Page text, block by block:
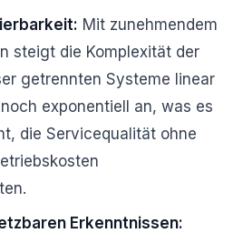
Mit zunehmendem
steigt die Komplexität der
getrennten Systeme linear
exponentiell an, was es
die Servicequalität ohne
Erkenntnissen: